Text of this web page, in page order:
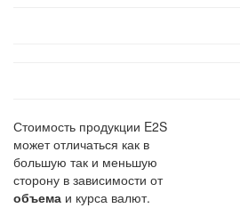
Стоимость продукции E2S
может отличаться как в
большую так и меньшую
сторону в зависимости от
объема и курса валют.